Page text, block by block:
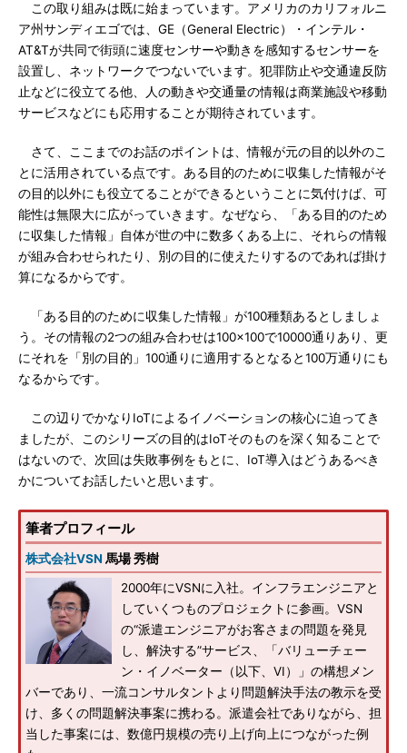
この取り組みは既に始まっています。アメリカのカリフォルニ
ア州サンディエゴでは、GE（General Electric）・インテル・
AT&Tが共同で街頭に速度センサーや動きを感知するセンサーを
設置し、ネットワークでつないでいます。犯罪防止や交通違反防
止などに役立てる他、人の動きや交通量の情報は商業施設や移動
サービスなどにも応用することが期待されています。
さて、ここまでのお話のポイントは、情報が元の目的以外のこ
とに活用されている点です。ある目的のために収集した情報がそ
の目的以外にも役立てることができるということに気付けば、可
能性は無限大に広がっていきます。なぜなら、「ある目的のため
に収集した情報」自体が世の中に数多くある上に、それらの情報
が組み合わせられたり、別の目的に使えたりするのであれば掛け
算になるからです。
「ある目的のために収集した情報」が100種類あるとしましょ
う。その情報の2つの組み合わせは100×100で10000通りあり、更
にそれを「別の目的」100通りに適用するとなると100万通りにも
なるからです。
この辺りでかなりIoTによるイノベーションの核心に迫ってき
ましたが、このシリーズの目的はIoTそのものを深く知ることで
はないので、次回は失敗事例をもとに、IoT導入はどうあるべき
かについてお話したいと思います。
筆者プロフィール
株式会社VSN 馬場 秀樹
2000年にVSNに入社。インフラエンジニアと
していくつものプロジェクトに参画。VSN
の“派遣エンジニアがお客さまの問題を発見
し、解決する”サービス、「バリューチェー
ン・イノベーター（以下、VI）」の構想メン
バーであり、一流コンサルタントより問題解決手法の教示を受
け、多くの問題解決事案に携わる。派遣会社でありながら、担
当した事案には、数億円規模の売り上げ向上につながった例